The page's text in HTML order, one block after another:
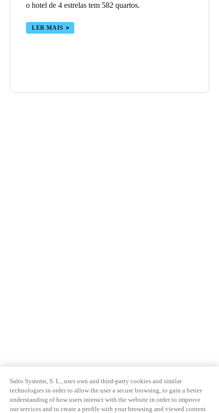
o hotel de 4 estrelas tem 582 quartos.
LER MAIS
Salto Systems, S. L., uses own and third-party cookies and similar
technologies in order to allow the user a secure browsing, to gain a better
understanding of how users interact with the website in order to improve
our services and to create a profile with your browsing and viewed content